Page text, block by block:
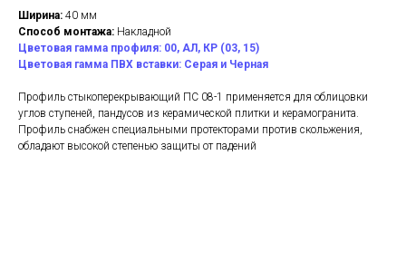
Ширина: 40 мм
Способ монтажа: Накладной
Цветовая гамма профиля: 00, АЛ, КР (03, 15)
Цветовая гамма ПВХ вставки: Серая и Черная
Профиль стыкоперекрывающий ПС 08-1 применяется для облицовки
углов ступеней, пандусов из керамической плитки и керамогранита.
Профиль снабжен специальными протекторами против скольжения,
обладают высокой степенью защиты от падений